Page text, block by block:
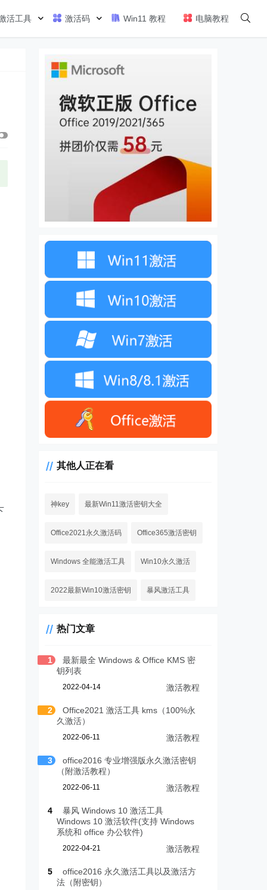
活工具 激活码 Win11 教程 电脑教程
其他人正在看
神key 最新Win11激活密钥大全
Office2021永久激活码 Office365激活密钥
Windows 全能激活工具 Win10永久激活
2022最新Win10激活密钥 暴风激活工具
热门文章
1
最新最全 Windows & Office KMS 密
钥列表
2022-04-14 激活教程
2
Office2021 激活工具 kms（100%永
久激活）
2022-06-11 激活教程
3
office2016 专业增强版永久激活密钥
（附激活教程）
2022-06-11 激活教程
4
暴风 Windows 10 激活工具
Windows 10 激活软件(支持 Windows
系统和 office 办公软件)
2022-04-21 激活教程
5
office2016 永久激活工具以及激活方
法（附密钥）